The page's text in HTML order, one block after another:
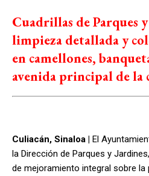
Cuadrillas de Parques
limpieza detallada y
en camellones,
avenida principal de la
Culiacán, Sinaloa | El
la Dirección de Parques y
de mejoramiento integral sobre la